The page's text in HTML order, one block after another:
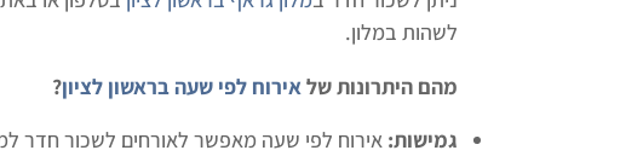
לשהות במלון.
מהם היתרונות שלאירוח לפי שעה בראשון לציון?
גמישות: אירוח לפי שעה מאפשר לאורחים לשכור חדר